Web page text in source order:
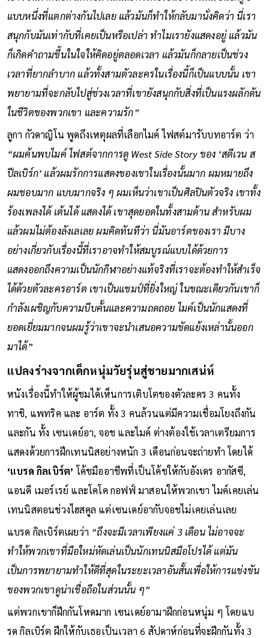
แบบหนึ่งที่แตกต่างกันไปเลย แล้วมันก็ทำให้กลับมานั่งคิดว่า นี่เรา
สนุกกับมันเท่ากับที่เคยเป็นหรือเปล่า ทำไมเรายังแสดงอยู่ แล้วมัน
ก็เกิดคำถามขึ้นในใจให้คิดอยู่ตลอดเวลา แล้วมันก็กลายเป็นช่วง
เวลาที่ยากลำบาก แล้วทั้งสามตัวละครในเรื่องนี้ก็เป็นแบบนั้น เขา
พยายามที่จะกลับไปสู่ช่วงเวลาที่เขายังสนุกกับสิ่งที่เป็นแรงผลักดัน
ในชีวิตของพวกเขา และความรัก”
ลูกา กัวดาญิโน พูดถึงเหตุผลที่เลือกไมค์ ไฟสต์มารับบทอาร์ต ว่า
“ผมค้นพบไมค์ ไฟสต์จากการดู West Side Story ของ ‘สตีเวน ส
ปีลเบิร์ก’ แล้วผมรักการแสดงของเขาในเรื่องนั้นมาก ผมหมายถึง
ผมชอบมาก แบบมากจริง ๆ ผมเห็นว่าเขาเป็นศิลปินตัวจริง เขาทั้ง
ร้องเพลงได้ เต้นได้ แสดงได้ เขาสุดยอดในทั้งสามด้าน สำหรับผม
แล้วผมไม่ต้องลังเลเลย ผมคิดทันทีว่า นี่มันอาร์ตของเรา มีบาง
อย่างเกี่ยวกับเรื่องนี้ที่เราอาจทำให้สมบูรณ์แบบได้ด้วยการ
แสดงออกถึงความเป็นนักกีฬาอย่างแท้จริงที่เราจะต้องทำให้สำเร็จ
ได้ด้วยตัวละครอาร์ต เขาเป็นแชมป์ที่ยิ่งใหญ่ ในขณะเดียวกันเขาก็
กำลังเผชิญกับความบีบคั้นและความถดถอย ไมค์เป็นนักแสดงที่
ยอดเยี่ยมมากจนผมรู้ว่าเขาจะนำเสนอความขัดแย้งเหล่านั้นออก
มาได้”
แปลงร่างจากเด็กหนุ่มวัยรุ่นสู่ชายมากเสน่ห์
หนังเรื่องนี้ทำให้ผู้ชมได้เห็นการเติบโตของตัวละคร 3 คนทั้ง
ทาชิ, แพทริค และ อาร์ต ทั้ง 3 คนล้วนแต่มีความเชื่อมโยงถึงกัน
และกัน ทั้ง เซนเดย์อา, จอช และไมค์ ต่างต้องใช้เวลาเตรียมการ
แสดงด้วยการฝึกเทนนิสอย่างหนัก 3 เดือนก่อนจะถ่ายทำ โดยได้
‘แบรด กิลเบิร์ต’ โค้ชมืออาชีพที่เป็นโค้ชให้กับอังเดร อากัสซี,
แอนดี เมอร์เรย์ และโคโค กอฟฟ์ มาสอนให้พวกเขา ไมค์เคยเล่น
เทนนิสตอนช่วงไฮสคูล แต่เซนเดย์อากับจอชไม่เคยเล่นเลย
แบรด กิลเบิร์ตเผยว่า “ถึงจะมีเวลาเพียงแค่ 3 เดือน ไม่อาจจะ
ทำให้พวกเขาที่มือใหม่หัดเล่นเป็นนักเทนนิสมือโปรได้ แต่มัน
เป็นการพยายามทำให้ดีที่สุดในระยะเวลาอันสั้นเพื่อให้การแข่งขัน
ของพวกเขาดูน่าเชื่อถือในส่วนนั้น ๆ”
แต่พวกเขาก็ฝึกกันโหดมาก เซนเดย์อามาฝึกก่อนหนุ่ม ๆ โดยแบ
รด กิลเบิร์ต ฝึกให้กับเธอเป็นเวลา 6 สัปดาห์ก่อนที่จะฝึกกันทั้ง 3